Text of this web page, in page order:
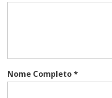
Nome Completo *